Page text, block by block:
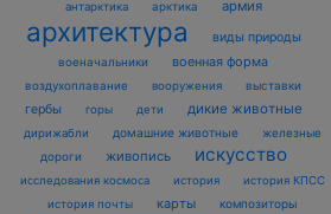
антарктика арктика армия
архитектура виды природы
военачальники военная форма
воздухоплавание вооружения выставки
гербы горы дети дикие животные
дирижабли домашние животные
железные
дороги
живопись искусство
исследования космоса история
история КПСС
история почты
карты композиторы